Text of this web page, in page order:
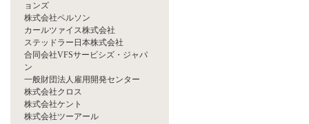
ョンズ
株式会社ペルソン
カールツァイス株式会社
ステッドラー日本株式会社
合同会社VFSサービシズ・ジャパ
ン
一般財団法人雇用開発センター
株式会社クロス
株式会社ケント
株式会社ツーアール